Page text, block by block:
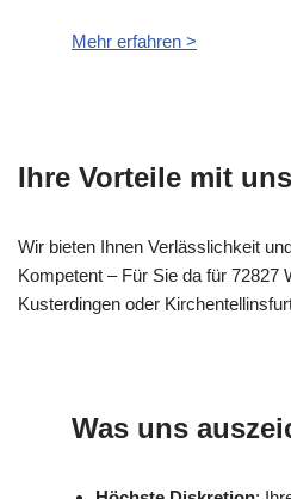
Mehr erfahren >
Ihre Vorteile mit uns
Wir bieten Ihnen Verlässlichkeit
Kompetent – Für Sie da für 72827
Kusterdingen oder
Was uns